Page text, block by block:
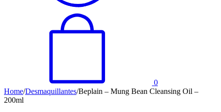
0
Home/Desmaquillantes/Beplain – Mung Bean Cleansing Oil –
200ml